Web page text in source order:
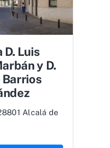
D. Luis
y D.
Barrios
Alcalá de